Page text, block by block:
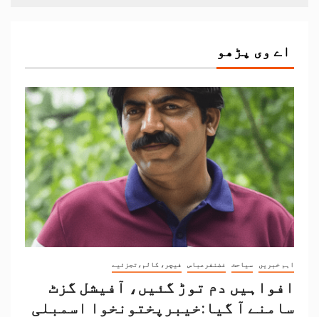
اے وی پڑھو
اہم خبریں سیاحت غضنفرعباس فیچر، کالم،تجزئیے
افواہیں دم توڑ گئیں، آفیشل گزٹ
سامنے آ گیا:خیبرپختونخوا اسمبلی